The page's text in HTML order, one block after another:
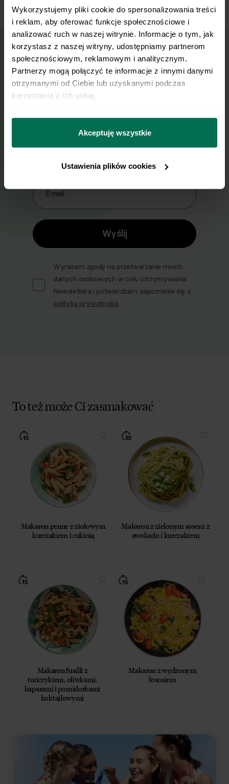
Wykorzystujemy pliki cookie do spersonalizowania treści
i reklam, aby oferować funkcje społecznościowe i
analizować ruch w naszej witrynie. Informacje o tym, jak
korzystasz z naszej witryny, udostępniamy partnerom
społecznościowym, reklamowym i analitycznym.
Partnerzy mogą połączyć te informacje z innymi danymi
otrzymanymi od Ciebie lub uzyskanymi podczas
korzystania z ich usług.
można się z nami skontaktować i w jaki sposób
przetwarzamy dane osobowe w ramach
prywatności.
Akceptuję wszystkie
Ustawienia plików cookies
Koniecznie go przetestuj!
Wyślij przepis na e-mail
Nasze najlepsze przepisy, prosto na Twoja
Zapisz się do naszego Newslettera
Email
Wyślij
Wyrażam zgodę na przetwarzanie moich
danych osobowych w celu otrzymywania
Newslettera i potwierdzam zapoznanie się z
polityką prywatności.
To też może Ci zasmakować
Makaron penne z ziołowym
kurczakiem i cukinią
Makaron z zielonym sosem z
awokado i kurczakiem
Makaron fusilli z
tuńczykiem, oliwkami,
kaparami i pomidorkami
koktajlowymi
Makaron z wędzonym
łososiem